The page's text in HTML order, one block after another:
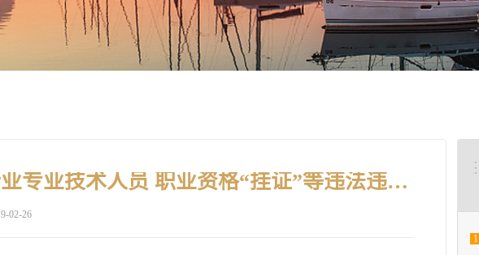
1
转发关于开展勘察设计行业专业技术人员 职业资格“挂证”等违法违规行为专项整治的通知
02-26